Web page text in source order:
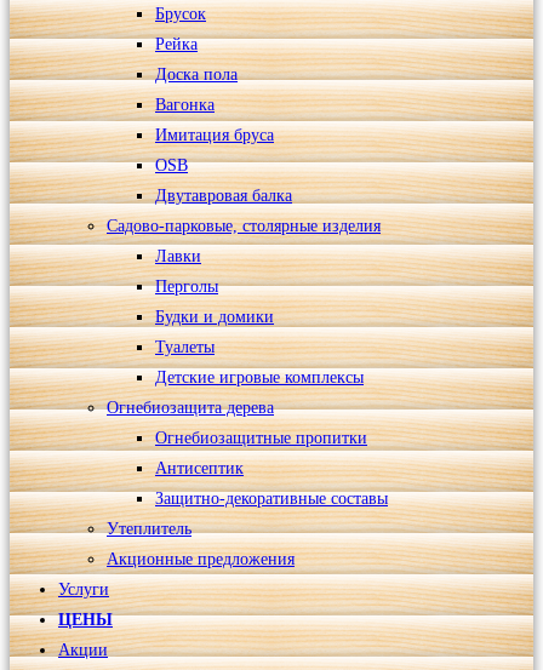
Брусок
Рейка
Доска пола
Вагонка
Имитация бруса
OSB
Двутавровая балка
Садово-парковые, столярные изделия
Лавки
Перголы
Будки и домики
Туалеты
Детские игровые комплексы
Огнебиозащита дерева
Огнебиозащитные пропитки
Антисептик
Защитно-декоративные составы
Утеплитель
Акционные предложения
Услуги
ЦЕНЫ
Акции